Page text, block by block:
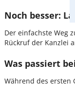
Noch besser:
Der einfachste Weg
Rückruf der Kanzlei
Was passiert
Während des ersten